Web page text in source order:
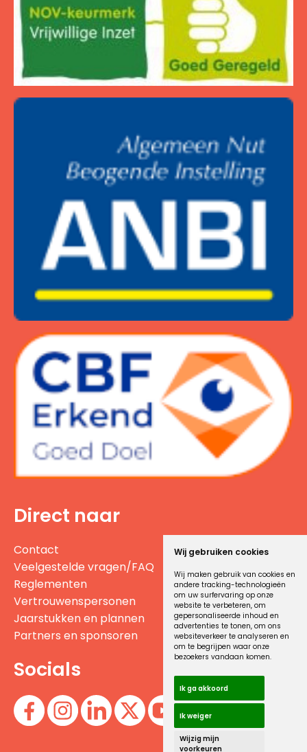
Wij gebruiken cookies
Wij maken gebruik van cookies en
andere tracking-technologieën
om uw surfervaring op onze
website te verbeteren, om
gepersonaliseerde inhoud en
advertenties te tonen, om ons
websiteverkeer te analyseren en
om te begrijpen waar onze
bezoekers vandaan komen.
Ik ga akkoord
Ik weiger
Wijzig mijn
voorkeuren
Direct naar
Contact
Veelgestelde vragen/FAQ
Reglementen
Vertrouwenspersonen
Jaarstukken en plannen
Partners en sponsoren
Socials